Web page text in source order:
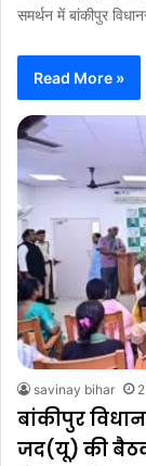
समर्थन में बांकीपुर
Read More »
savinay bihar
बांकीपुर
जद(यू) की